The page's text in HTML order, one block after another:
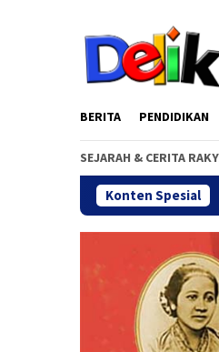
BERITA PENDIDIKAN
SEJARAH & CERITA
Konten Spesial
Gala Dinner